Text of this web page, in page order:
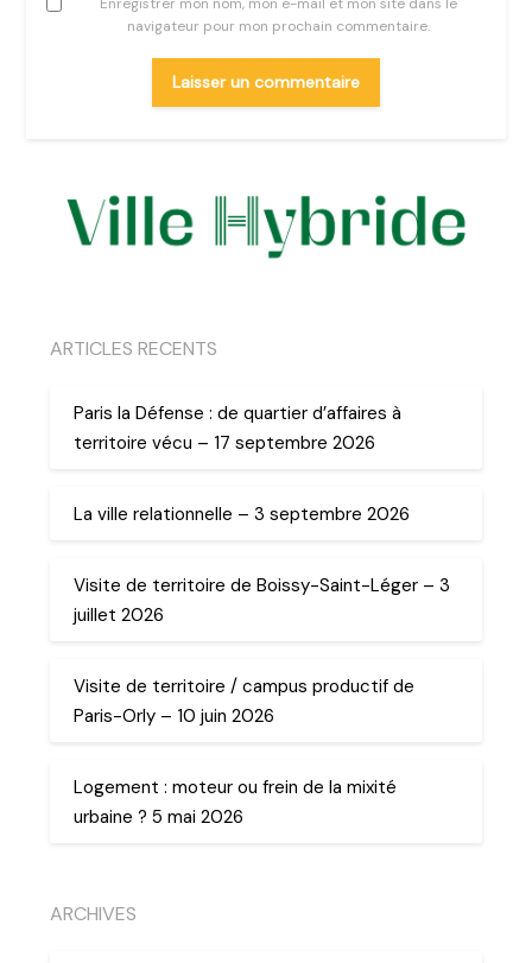
Enregistrer mon nom, mon e-mail et mon site dans le
navigateur pour mon prochain commentaire.
ARTICLES RECENTS
Paris la Défense : de quartier d’affaires à
territoire vécu – 17 septembre 2026
La ville relationnelle – 3 septembre 2026
Visite de territoire de Boissy-Saint-Léger – 3
juillet 2026
Visite de territoire / campus productif de
Paris-Orly – 10 juin 2026
Logement : moteur ou frein de la mixité
urbaine ? 5 mai 2026
ARCHIVES